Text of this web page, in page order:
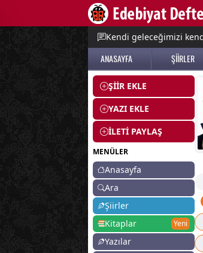
Kendi geleceğimizi
ANASAYFA ŞİİRLER
ŞİİR EKLE
YAZI EKLE
İLETİ PAYLAŞ
MENÜLER
Anasayfa
Ara
Şiirler
Kitaplar
Yeni
Yazılar
menu